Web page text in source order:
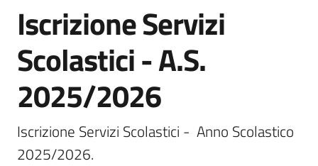
Novità
Menu selezionato
Servizi
Canossa
Salta al contenuto
Iscrizione Servizi
Scolastici - A.S.
2025/2026
Iscrizione Servizi Scolastici -  Anno Scolastico
2025/2026.